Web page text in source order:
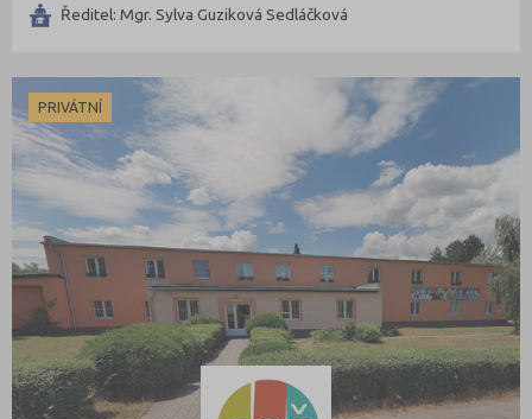
Ředitel: Mgr. Sylva Guziková Sedláčková
PRIVÁTNÍ